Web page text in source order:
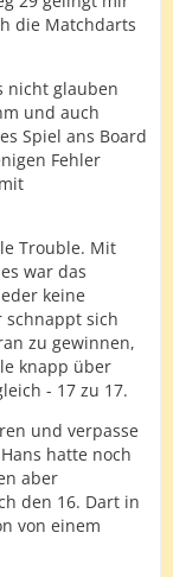
die Matchdarts
nicht glauben
und auch
Spiel ans Board
Fehler
Trouble. Mit
war das
keine
schnappt sich
zu gewinnen,
knapp über
- 17 zu 17.
und verpasse
hatte noch
aber
den 16. Dart in
von einem